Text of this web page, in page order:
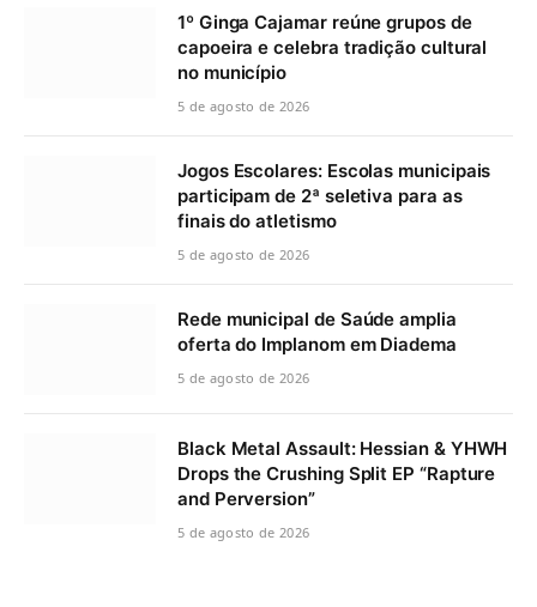
1º Ginga Cajamar reúne grupos de
capoeira e celebra tradição cultural
no município
5 de agosto de 2026
Jogos Escolares: Escolas municipais
participam de 2ª seletiva para as
finais do atletismo
5 de agosto de 2026
Rede municipal de Saúde amplia
oferta do Implanom em Diadema
5 de agosto de 2026
Black Metal Assault: Hessian & YHWH
Drops the Crushing Split EP “Rapture
and Perversion”
5 de agosto de 2026